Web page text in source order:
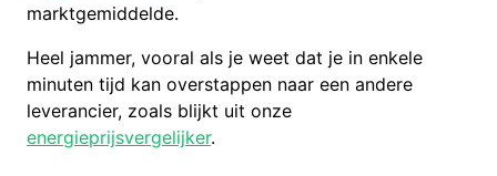
marktgemiddelde.
Heel jammer, vooral als je weet dat je in enkele
minuten tijd kan overstappen naar een andere
leverancier, zoals blijkt uit onze
energieprijsvergelijker.